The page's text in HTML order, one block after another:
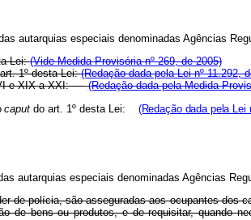
autarquias especiais denominadas Agências
Lei:(Vide Medida Provisória nº 269, de 2005)
1º desta Lei:(Redação dada pela Lei nº 11.292,
e XIX a XXI: (Redação dada pela Medida
caput do art. 1º desta Lei: (Redação dada pela Lei
autarquias especiais denominadas Agências
de polícia, são asseguradas aos ocupantes dos
de bens ou produtos, e de requisitar, quando